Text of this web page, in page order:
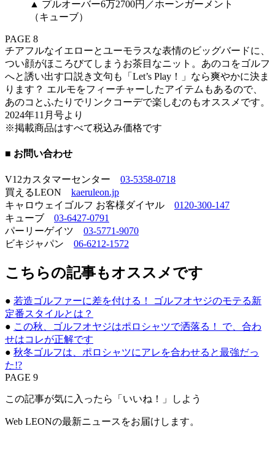
▲ プルオーバー6万2700円／ホーンガーメント
（キューブ）
PAGE 8
チアフルなイエローとユーモラスな表情のビッグバードに、
つい顔がほころびてしまうお茶目なニット。あのコをゴルフ
へと誘い出す口説き文句も「Let’s Play！」なら爽やかに決ま
ります？ エルモをフィーチャーしたアイテムもあるので、
あのコとふたりでリンクコーデで楽しむのもオススメです。
2024年11月号より
※掲載商品はすべて税込み価格です
■ お問い合わせ
V12カスタマーセンター 03-5358-0718
買えるLEON kaeruleon.jp
キャロウェイゴルフ お客様ダイヤル 0120-300-147
キューブ 03-6427-0791
パーリーゲイツ 03-5771-9070
ビキジャパン 06-6212-1572
こちらの記事もオススメです
● 若造ゴルファーに差を付ける！ ゴルフオヤジのモテる新
定番スタイルとは？
● この秋、ゴルフオヤジはポロシャツで洒落る！ で、合わ
せはコレが正解です
● 秋冬ゴルフは、ポロシャツにアレを合わせると最強だっ
た!?
PAGE 9
この記事が気に入ったら「いいね！」しよう
Web LEONの最新ニュースをお届けします。